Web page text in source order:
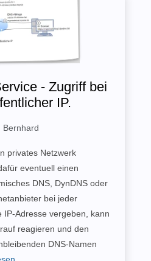
- Zugriff bei
IP.
Bernhard
privates Netzwerk
eventuell einen
DNS, DynDNS oder
bei jeder
IP-Adresse vergeben, kann
reagieren und den
DNS-Namen